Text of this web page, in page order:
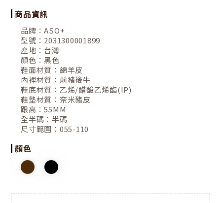
商品資訊
品牌：ASO+
型號： 2031300001899
產地： 台灣
顏色： 黑色
鞋面材質： 綿羊皮
內裡材質： 前豬後牛
鞋底材質： 乙烯/醋酸乙烯酯(IP)
鞋墊材質： 奈米豬皮
跟高：55MM
全半碼： 半碼
尺寸範圍： 055-110
顏色